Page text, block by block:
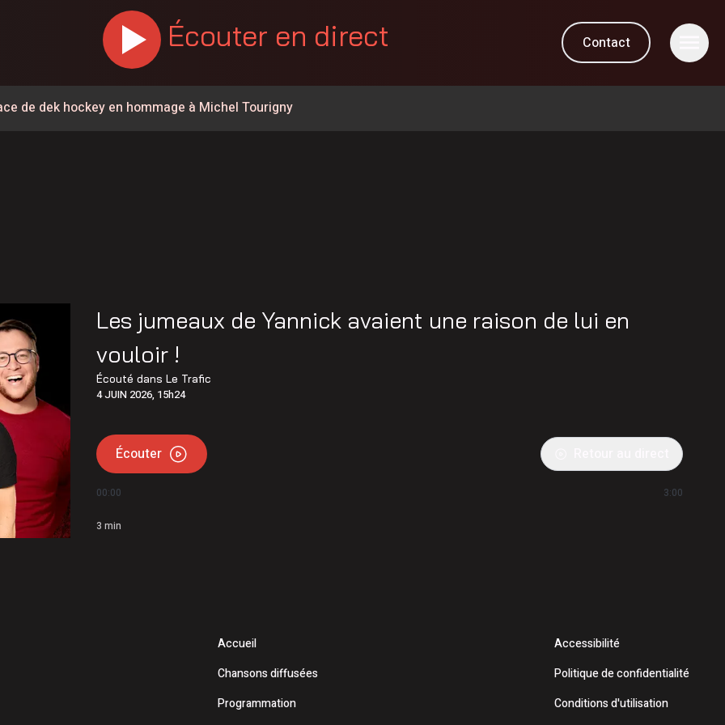
Écouter en direct Contact
de dek hockey en hommage à Michel Tourigny
Québec de retour dans Lanaudière
en fête
Québec ont 60 ans
l’Opération nationale concertée en sécurité nautique de
qui est important » : Vincent Bourassa raconte les
cinq jours à l’Hôtel-Dieu d’Arthabaska
Les jumeaux de Yannick avaient une raison de lui en
vouloir !
Écouté dansLe Trafic
4 JUIN 2026, 15h24
Écouter
00:00 3:00
3 min
Accueil
Chansons diffusées
Programmation
Accessibilité
Politique de confidentialité
Conditions d'utilisation